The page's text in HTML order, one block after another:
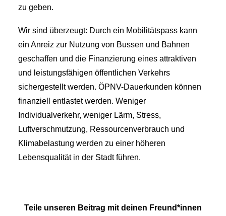
zu geben.
Wir sind überzeugt: Durch ein Mobilitätspass kann
ein Anreiz zur Nutzung von Bussen und Bahnen
geschaffen und die Finanzierung eines attraktiven
und leistungsfähigen öffentlichen Verkehrs
sichergestellt werden. ÖPNV-Dauerkunden können
finanziell entlastet werden. Weniger
Individualverkehr, weniger Lärm, Stress,
Luftverschmutzung, Ressourcenverbrauch und
Klimabelastung werden zu einer höheren
Lebensqualität in der Stadt führen.
Teile unseren Beitrag mit deinen Freund*innen